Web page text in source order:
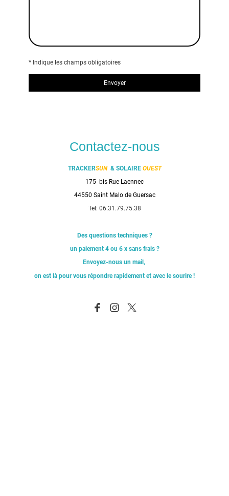
* Indique les champs obligatoires
Envoyer
Contactez-nous
TRACKERSUN& SOLAIRE OUEST
175 bis Rue Laennec
44550 Saint Malo de Guersac
Tel: 06.31.79.75.38
Des questions techniques ?
un paiement 4 ou 6 x sans frais ?
Envoyez-nous un mail,
on est là pour vous répondre rapidement et avec le sourire !